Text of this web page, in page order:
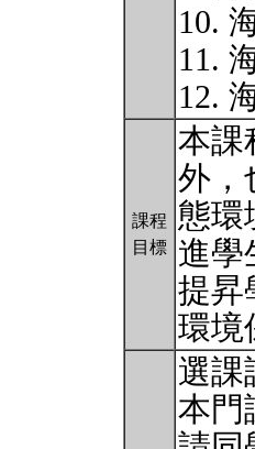
10.
11.
12.
課程
目標
本課
外，
態環
進學
提昇
環境
選課
本門